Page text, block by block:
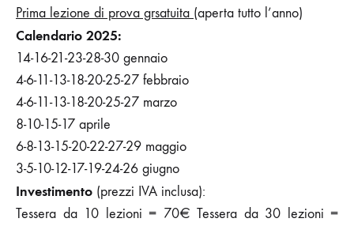
Prima lezione di prova grsatuita (aperta tutto l’anno)
Calendario 2025:
14-16-21-23-28-30 gennaio
4-6-11-13-18-20-25-27 febbraio
4-6-11-13-18-20-25-27 marzo
8-10-15-17 aprile
6-8-13-15-20-22-27-29 maggio
3-5-10-12-17-19-24-26 giugno
Investimento (prezzi IVA inclusa):
Tessera da 10 lezioni = 70€ Tessera da 30 lezioni =